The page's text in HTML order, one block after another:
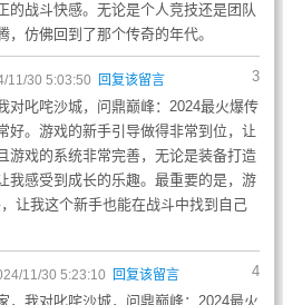
的战斗快感。无论是个人竞技还是团队
，仿佛回到了那个传奇的年代。
3
11/30 5:03:50 回复该留言
对叱咤沙城，问鼎巅峰：2024最火爆传
好。游戏的新手引导做得非常到位，让
游戏的系统非常完善，无论是装备打造
我感受到成长的乐趣。最重要的是，游
让我这个新手也能在战斗中找到自己
4
11/30 5:23:10 回复该留言
，我对叱咤沙城，问鼎巅峰：2024最火